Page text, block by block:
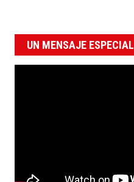
UN MENSAJE ESPECIAL